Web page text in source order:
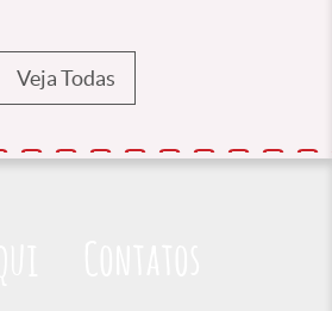
Veja Todas